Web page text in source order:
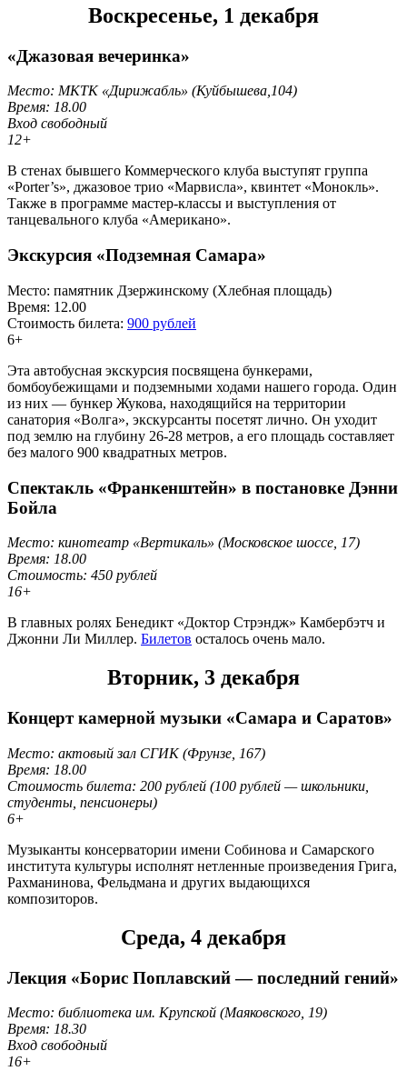
Воскресенье, 1 декабря
«Джазовая вечеринка»
Место: МКТК «Дирижабль» (Куйбышева,104)
Время: 18.00
Вход свободный
12+
В стенах бывшего Коммерческого клуба выступят группа
«Porter’s», джазовое трио «Марвисла», квинтет «Монокль».
Также в программе мастер-классы и выступления от
танцевального клуба «Американо».
Экскурсия «Подземная Самара»
Место: памятник Дзержинскому (Хлебная площадь)
Время: 12.00
Стоимость билета: 900 рублей
6+
Эта автобусная экскурсия посвящена бункерами,
бомбоубежищами и подземными ходами нашего города. Один
из них — бункер Жукова, находящийся на территории
санатория «Волга», экскурсанты посетят лично. Он уходит
под землю на глубину 26-28 метров, а его площадь составляет
без малого 900 квадратных метров.
Спектакль «Франкенштейн» в постановке Дэнни
Бойла
Место: кинотеатр «Вертикаль» (Московское шоссе, 17)
Время: 18.00
Стоимость: 450 рублей
16+
В главных ролях Бенедикт «Доктор Стрэндж» Камбербэтч и
Джонни Ли Миллер. Билетов осталось очень мало.
Вторник, 3 декабря
Концерт камерной музыки «Самара и Саратов»
Место: актовый зал СГИК (Фрунзе, 167)
Время: 18.00
Стоимость билета: 200 рублей (100 рублей — школьники,
студенты, пенсионеры)
6+
Музыканты консерватории имени Собинова и Самарского
института культуры исполнят нетленные произведения Грига,
Рахманинова, Фельдмана и других выдающихся
композиторов.
Среда, 4 декабря
Лекция «Борис Поплавский — последний гений»
Место: библиотека им. Крупской (Маяковского, 19)
Время: 18.30
Вход свободный
16+